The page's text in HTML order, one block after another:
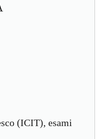
(ICIT), esami